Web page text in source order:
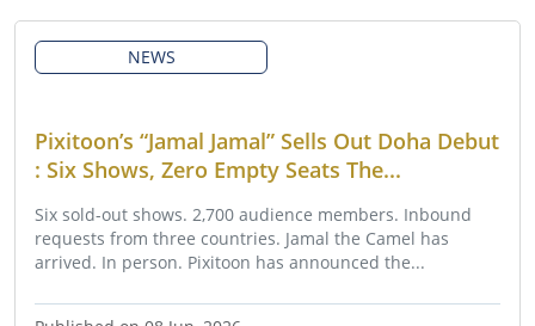
NEWS
Pixitoon’s “Jamal Jamal” Sells Out Doha Debut
: Six Shows, Zero Empty Seats The...
Six sold-out shows. 2,700 audience members. Inbound
requests from three countries. Jamal the Camel has
arrived. In person. Pixitoon has announced the...